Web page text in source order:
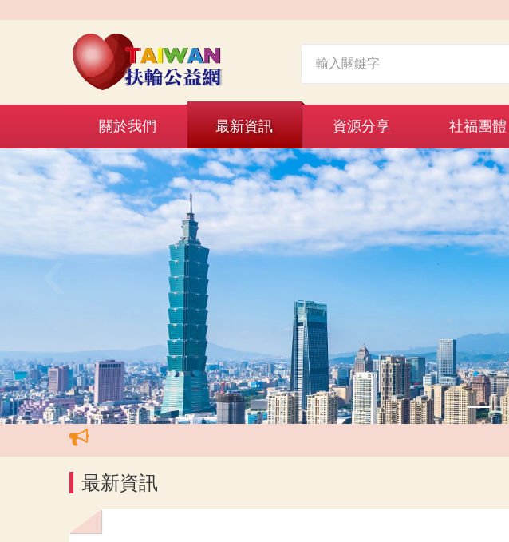
關於我們 最新資訊 資源分享 社福團體
‹
最新資訊